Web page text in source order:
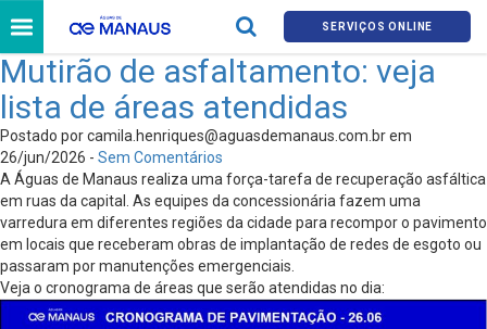
SERVIÇOS ONLINE
Mutirão de asfaltamento: veja
lista de áreas atendidas
Postado porcamila.henriques@aguasdemanaus.com.brem
26/jun/2026 - Sem Comentários
A Águas de Manaus realiza uma força-tarefa de recuperação asfáltica
em ruas da capital. As equipes da concessionária fazem uma
varredura em diferentes regiões da cidade para recompor o pavimento
em locais que receberam obras de implantação de redes de esgoto ou
passaram por manutenções emergenciais.
Veja o cronograma de áreas que serão atendidas no dia: